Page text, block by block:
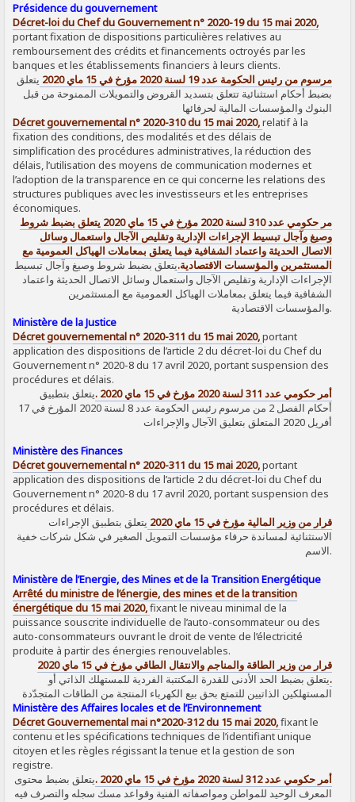
Présidence du gouvernement
Décret-loi du Chef du Gouvernement n° 2020-19 du 15 mai 2020,
portant fixation de dispositions particulières relatives au
remboursement des crédits et financements octroyés par les
banques et les établissements financiers à leurs clients.
مرسوم من رئيس الحكومة عدد 19 لسنة 2020 مؤرخ في 15 ماي 2020
يتعلق
بضبط أحكام استثنائية تتعلق بتسديد القروض والتمويلات الممنوحة من قبل
البنوك والمؤسسات المالية لحرفائها
Décret gouvernemental n° 2020-310 du 15 mai 2020,relatif à la
fixation des conditions, des modalités et des délais de
simplification des procédures administratives, la réduction des
délais, l’utilisation des moyens de communication modernes et
l’adoption de la transparence en ce qui concerne les relations des
structures publiques avec les investisseurs et les entreprises
économiques.
مر حكومي عدد 310 لسنة 2020 مؤرخ في 15 ماي 2020 يتعلق بضبط شروط
وصيغ وآجال تبسيط الإجراءات الإدارية وتقليص الآجال واستعمال وسائل
الاتصال الحديثة واعتماد الشفافية فيما يتعلق بمعاملات الهياكل العمومية مع
المستثمرين والمؤسسات الاقتصادية.يتعلق بضبط شروط وصيغ وآجال تبسيط
الإجراءات الإدارية وتقليص الآجال واستعمال وسائل الاتصال الحديثة واعتماد
الشفافية فيما يتعلق بمعاملات الهياكل العمومية مع المستثمرين
والمؤسسات الاقتصادية.
Ministère de la Justice
Décret gouvernemental n° 2020-311 du 15 mai 2020,portant
application des dispositions de l’article 2 du décret-loi du Chef du
Gouvernement n° 2020-8 du 17 avril 2020, portant suspension des
procédures et délais.
أمر حكومي عدد 311 لسنة 2020 مؤرخ في 15 ماي 2020 .
يتعلق بتطبيق
أحكام الفصل 2 من مرسوم رئيس الحكومة عدد 8 لسنة 2020 المؤرخ في 17
أفريل 2020 المتعلق بتعليق الآجال والإجراءات
Ministère des Finances
Décret gouvernemental n° 2020-311 du 15 mai 2020,portant
application des dispositions de l’article 2 du décret-loi du Chef du
Gouvernement n° 2020-8 du 17 avril 2020, portant suspension des
procédures et délais.
قرار من وزير المالية مؤرخ في 15 ماي 2020
يتعلق بتطبيق الإجراءات
الاستثنائية لمساندة حرفاء مؤسسات التمويل الصغير في شكل شركات خفية
الاسم.
Ministère de l’Energie, des Mines et de la Transition Energétique
Arrêté du ministre de l’énergie, des mines et de la transition
énergétique du 15 mai 2020,fixant le niveau minimal de la
puissance souscrite individuelle de l’auto-consommateur ou des
auto-consommateurs ouvrant le droit de vente de l’électricité
produite à partir des énergies renouvelables.
قرار من وزير الطاقة والمناجم والانتقال الطاقي مؤرخ في 15 ماي 2020
.يتعلق بضبط الحد الأدنى للقدرة المكتتبة الفردية للمستهلك الذاتي أو
المستهلكين الذاتيين للتمتع بحق بيع الكهرباء المنتجة من الطاقات المتجدّدة
Ministère des Affaires locales et de l’Environnement
Décret Gouvernemental mai n°2020-312 du 15 mai 2020,fixant le
contenu et les spécifications techniques de l’identifiant unique
citoyen et les règles régissant la tenue et la gestion de son
registre.
أمر حكومي عدد 312 لسنة 2020 مؤرخ في 15 ماي 2020 .
يتعلق بضبط محتوى
المعرف الوحيد للمواطن ومواصفاته الفنية وقواعد مسك سجله والتصرف فيه